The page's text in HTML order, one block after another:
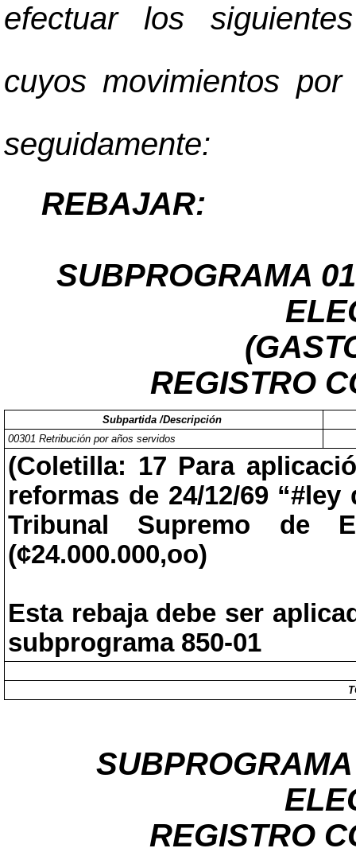
efectuar los
cuyos movimientos
seguidamente:
REBAJAR:
SUBPROGRAMA
REGISTRO
Subpartida /Descripción
00301 Retribución por años servidos
(Coletilla: 17 Para
reformas de 24/12/69
Tribunal Supremo de
(¢24.000.000,oo)
Esta rebaja debe ser
subprograma 850-01
REGISTRO